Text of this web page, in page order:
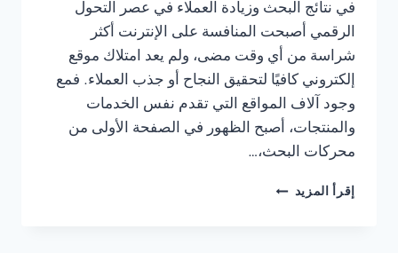
في نتائج البحث وزيادة العملاء في عصر التحول
الرقمي أصبحت المنافسة على الإنترنت أكثر
شراسة من أي وقت مضى، ولم يعد امتلاك موقع
إلكتروني كافيًا لتحقيق النجاح أو جذب العملاء. فمع
وجود آلاف المواقع التي تقدم نفس الخدمات
والمنتجات، أصبح الظهور في الصفحة الأولى من
محركات البحث،…
إقرأ المزيد شركة